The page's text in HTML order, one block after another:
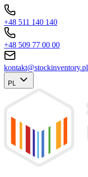
+48 511 140 140
+48 509 77 00 00
kontakt@stockinventory.pl
PL